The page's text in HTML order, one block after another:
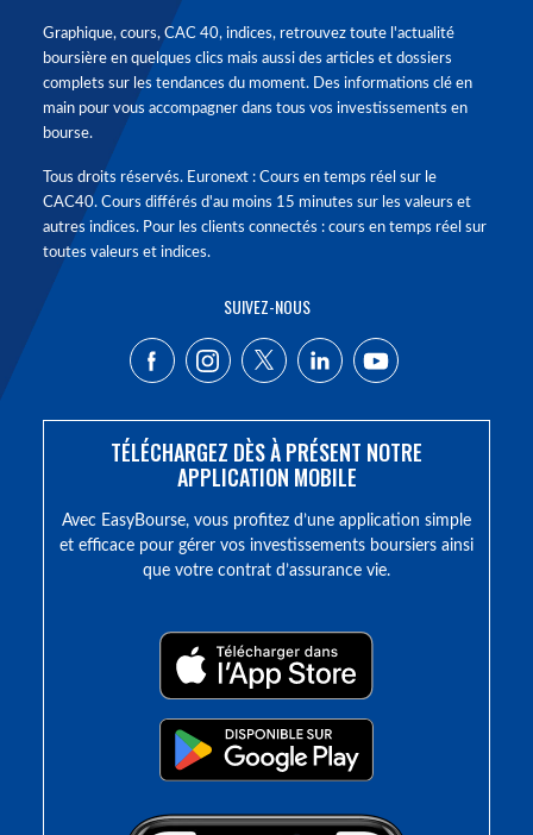
Graphique, cours, CAC 40, indices, retrouvez toute l'actualité
boursière en quelques clics mais aussi des articles et dossiers
complets sur les tendances du moment. Des informations clé en
main pour vous accompagner dans tous vos investissements en
bourse.
Tous droits réservés. Euronext : Cours en temps réel sur le
CAC40. Cours différés d'au moins 15 minutes sur les valeurs et
autres indices. Pour les clients connectés : cours en temps réel sur
toutes valeurs et indices.
SUIVEZ-NOUS
TÉLÉCHARGEZ DÈS À PRÉSENT NOTRE
APPLICATION MOBILE
Avec EasyBourse, vous profitez d’une application simple
et efficace pour gérer vos investissements boursiers ainsi
que votre contrat d’assurance vie.